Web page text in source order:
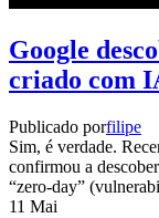
Google
criado com
Publicado porfilipe
Sim, é verdade.
confirmou a
“zero-day”
11 Mai